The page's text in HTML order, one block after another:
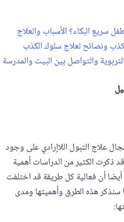
سريع البكاء؟ الأسباب والعلاج
ونصائح لعلاج سلوك الكذب
والتواصل بين البيت والمدرسة
علاج التبول اللاإرادي على وجود
ذكرت الكثير من الدراسات أهمية
أن فعالية كل طريقة قد اختلفت
سنذكر هذه الطرق وأهميتها ومدى